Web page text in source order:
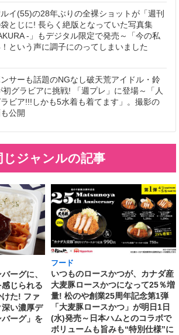
イ(55)の28年ぶりの全裸ショットが「週刊
とじに! 長らく絶版となっていた写真集
-」もデジタル限定で発売～「今の私
という声に調子にのってしまいました
サーも話題のNGなし破天荒アイドル・鈴
初グラビアに挑戦! 「週プレ」に登場～「人
ビア!!!しかも5水着も着てます」。撮影の
公開
じジャンルの記事
ーグに、
じられる
た! ファ
深い濃厚デ
バーグ」を
フード
いつものロースかつが、カナダ産
大麦豚ロースかつになって25％増
量! 松のや創業25周年記念第1弾
「大麦豚ロースかつ」が明日1日
(水)発売～日本ハムとのコラボで
ボリュームも旨みも“特別仕様”に